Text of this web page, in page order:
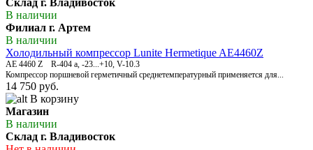
Склад г. Владивосток
В наличии
Филиал г. Артем
В наличии
Холодильный компрессор Lunite Hermetique AE4460Z
AE 4460 Z R-404 a, -23...+10, V-10.3
Компрессор поршневой герметичный среднетемпературный применяется для...
14 750 руб.
В корзину
Магазин
В наличии
Склад г. Владивосток